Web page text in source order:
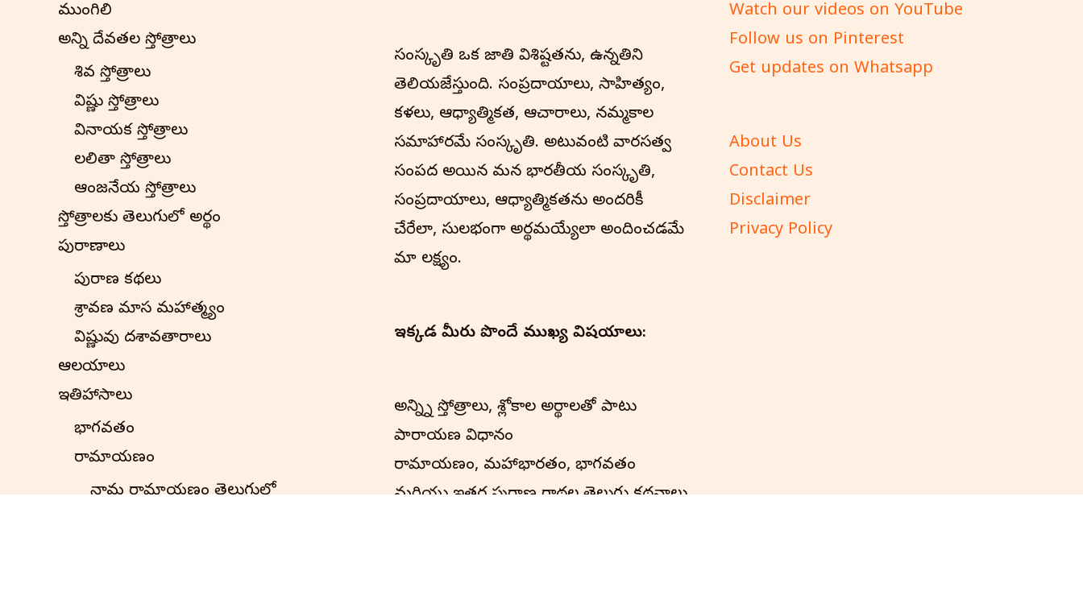
ముంగిలి
అన్ని దేవతల స్తోత్రాలు
శివ స్తోత్రాలు
విష్ణు స్తోత్రాలు
వినాయక స్తోత్రాలు
లలితా స్తోత్రాలు
ఆంజనేయ స్తోత్రాలు
స్తోత్రాలకు తెలుగులో అర్థం
పురాణాలు
పురాణ కథలు
శ్రావణ మాస మహాత్మ్యం
విష్ణువు దశావతారాలు
ఆలయాలు
ఇతిహాసాలు
భాగవతం
రామాయణం
నామ రామాయణం తెలుగులో
సంస్కృతి ఒక జాతి విశిష్టతను, ఉన్నతిని
తెలియజేస్తుంది. సంప్రదాయాలు, సాహిత్యం,
కళలు, ఆధ్యాత్మికత, ఆచారాలు, నమ్మకాల
సమాహారమే సంస్కృతి. అటువంటి వారసత్వ
సంపద అయిన మన భారతీయ సంస్కృతి,
సంప్రదాయాలు, ఆధ్యాత్మికతను అందరికీ
చేరేలా, సులభంగా అర్థమయ్యేలా అందించడమే
మా లక్ష్యం.
ఇక్కడ మీరు పొందే ముఖ్య విషయాలు:
అన్న్ని స్తోత్రాలు, శ్లోకాల అర్థాలతో పాటు
పారాయణ విధానం
రామాయణం, మహాభారతం, భాగవతం
మరియు ఇతర పురాణ గాథల తెలుగు కథనాలు
Watch our videos on YouTube
Follow us on Pinterest
Get updates on Whatsapp
About Us
Contact Us
Disclaimer
Privacy Policy